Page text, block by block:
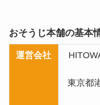
おそうじ本舗の基本
運営会社
東京都